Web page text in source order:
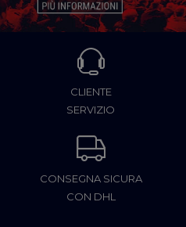
CLIENTE
SERVIZIO
CONSEGNA SICURA
CON DHL